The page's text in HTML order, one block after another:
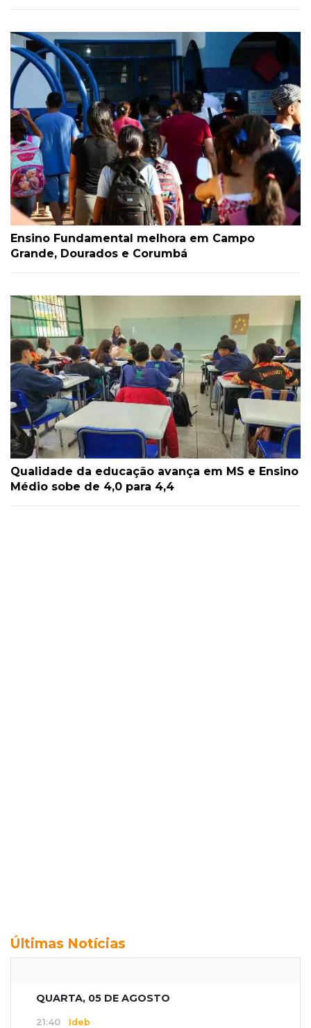
Ensino Fundamental melhora em Campo
Grande, Dourados e Corumbá
Qualidade da educação avança em MS e Ensino
Médio sobe de 4,0 para 4,4
Últimas Notícias
QUARTA, 05 DE AGOSTO
21:40 Ideb